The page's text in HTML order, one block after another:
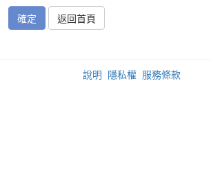
確定 返回首頁
說明 隱私權 服務條款